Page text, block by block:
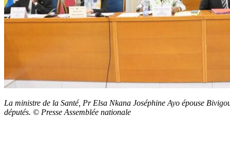
La ministre de la Santé, Pr Elsa Nkana Joséphine Ayo épouse
députés. © Presse Assemblée nationale